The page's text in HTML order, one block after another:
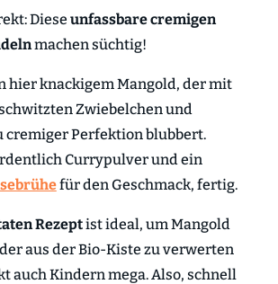
Diese unfassbare cremigen
machen süchtig!
hier knackigem Mangold, der mit
Zwiebelchen und
cremiger Perfektion blubbert.
Currypulver und ein
für den Geschmack, fertig.
Rezeptist ideal, um Mangold
aus der Bio-Kiste zu verwerten
auch Kindern mega. Also, schnell